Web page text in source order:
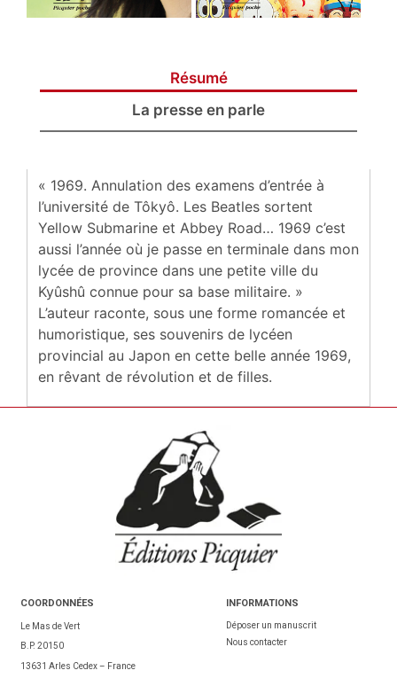
Résumé
La presse en parle
« 1969. Annulation des examens d’entrée à
l’université de Tôkyô. Les Beatles sortent
Yellow Submarine et Abbey Road… 1969 c’est
aussi l’année où je passe en terminale dans mon
lycée de province dans une petite ville du
Kyûshû connue pour sa base militaire. »
L’auteur raconte, sous une forme romancée et
humoristique, ses souvenirs de lycéen
provincial au Japon en cette belle année 1969,
en rêvant de révolution et de filles.
COORDONNÉES
Le Mas de Vert
B.P. 20150
13631 Arles Cedex – France
INFORMATIONS
Déposer un manuscrit
Nous contacter